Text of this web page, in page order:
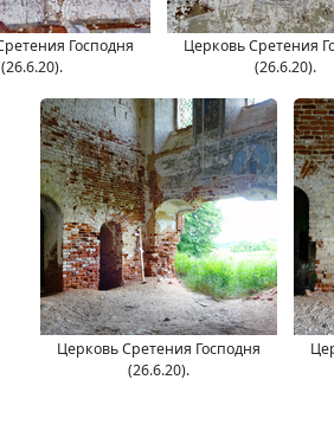
Господня
(26.6.20).
Церковь Сретения
(26.6.20).
Церковь Сретения Господня
(26.6.20).